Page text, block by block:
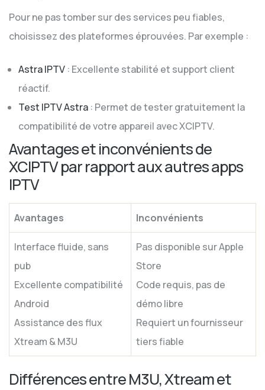
Pour ne pas tomber sur des services peu fiables,
choisissez des plateformes éprouvées. Par exemple :
Astra IPTV : Excellente stabilité et support client
réactif.
Test IPTV Astra : Permet de tester gratuitement la
compatibilité de votre appareil avec XCIPTV.
Avantages et inconvénients de
XCIPTV par rapport aux autres apps
IPTV
Avantages Inconvénients
Interface fluide, sans
pub
Excellente compatibilité
Android
Assistance des flux
Xtream & M3U
Pas disponible sur Apple
Store
Code requis, pas de
démo libre
Requiert un fournisseur
tiers fiable
Différences entre M3U, Xtream et